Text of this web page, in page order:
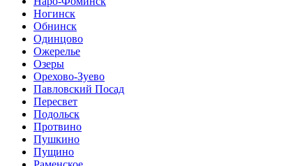
Ногинск
Обнинск
Одинцово
Ожерелье
Озеры
Орехово-Зуево
Павловский Посад
Пересвет
Подольск
Протвино
Пушкино
Пущино